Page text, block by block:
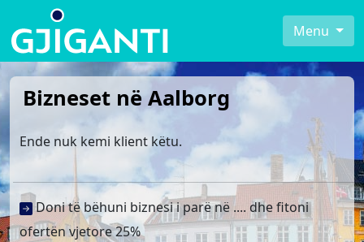
Menu
Bizneset në Aalborg
Ende nuk kemi klient këtu.
Doni të bëhuni biznesi i parë në .... dhe fitoni
ofertën vjetore 25%